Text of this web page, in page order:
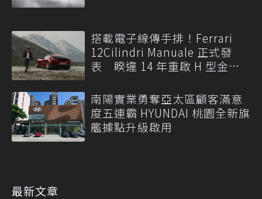
搭載電子線傳手排！Ferrari
12Cilindri Manuale 正式發
表 睽違 14 年重啟 H 型金屬
南陽實業勇奪亞太區顧客滿意
度五連霸 HYUNDAI 桃園全新旗
艦據點升級啟用
最新文章